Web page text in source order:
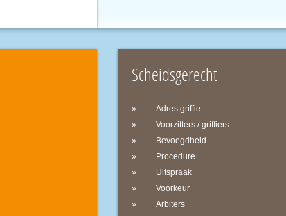
Scheidsgerecht
Adres griffie
Voorzitters / griffiers
Bevoegdheid
Procedure
Uitspraak
Voorkeur
Arbiters